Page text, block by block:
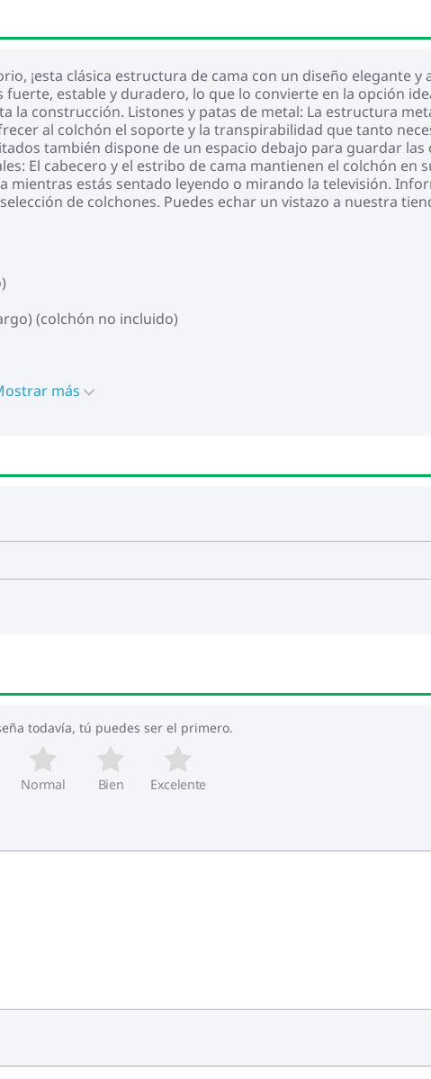
¡esta clásica estructura de cama con un diseño elegante y
estable y duradero, lo que lo convierte en la opción
la construcción. Listones y patas de metal: La estructura
al colchón el soporte y la transpirabilidad que tanto
también dispone de un espacio debajo para guardar las
El cabecero y el estribo de cama mantienen el colchón en
mientras estás sentado leyendo o mirando la televisión.
de colchones. Puedes echar un vistazo a nuestra
(colchón no incluido)
más
todavía, tú puedes ser el primero.
Normal Bien Excelente